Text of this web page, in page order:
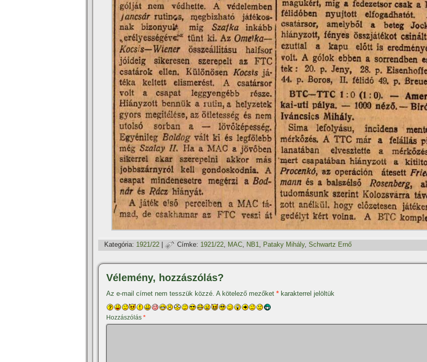
Kategória: 1921/22 Címke: 1921/22, MAC, NB1, Pataky Mihály, Schwartz Ernő
Vélemény, hozzászólás?
Az e-mail címet nem tesszük közzé. A kötelező mezőket * karakterrel jelöltük
Hozzászólás *